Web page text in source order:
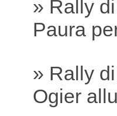
» Rally
Paura
» Rally
Ogier